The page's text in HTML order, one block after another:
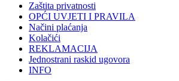
Zaštita privatnosti
OPĆI UVJETI I PRAVILA
Načini plaćanja
Kolačići
REKLAMACIJA
Jednostrani raskid ugovora
INFO